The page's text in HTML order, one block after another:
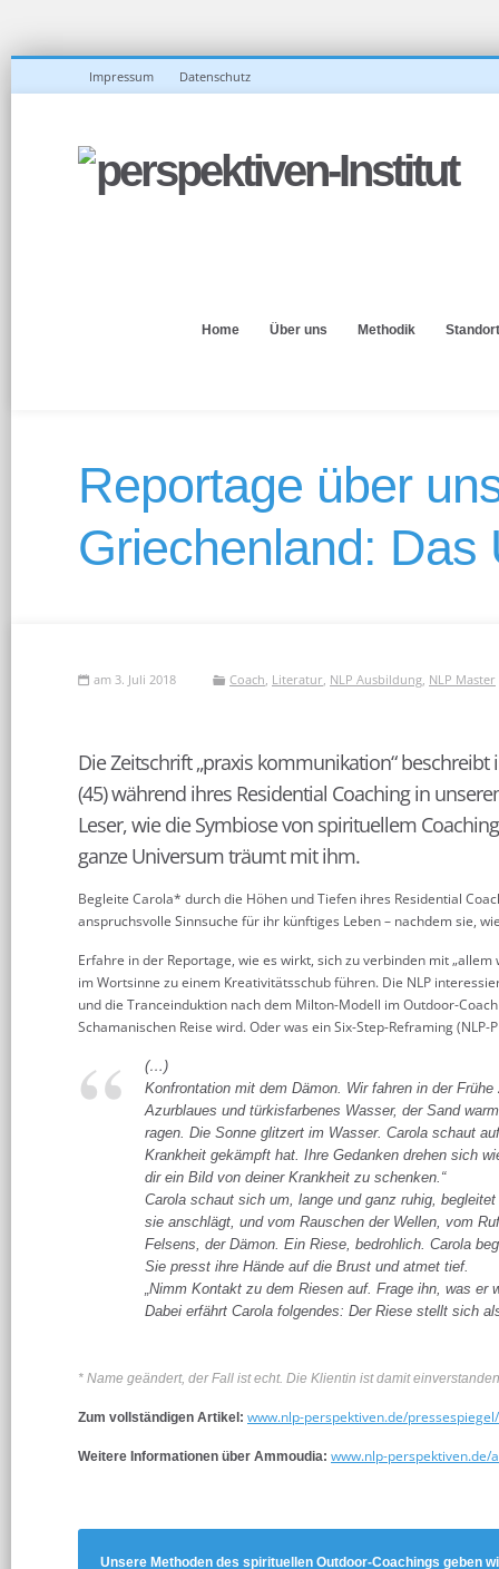
Impressum Datenschutz
Home Über uns Methodik
Reportage über
Griechenland:
am 3. Juli 2018 Coach, Literatur, NLP Ausbildung, NLP Master
Die Zeitschrift „praxis kommunikation“
(45) während ihres Residential Coaching in
Leser, wie die Symbiose von spirituellem
ganze Universum träumt mit ihm.
Begleite Carola* durch die Höhen und Tiefen ihres Residential
anspruchsvolle Sinnsuche für ihr künftiges Leben – nachdem sie,
Erfahre in der Reportage, wie es wirkt, sich zu verbinden mit
im Wortsinne zu einem Kreativitätsschub führen. Die NLP
und die Tranceinduktion nach dem Milton-Modell im Outdoor-
Schamanischen Reise wird. Oder was ein Six-Step-Reframing
(…)
Konfrontation mit dem Dämon. Wir fahren in der
Azurblaues und türkisfarbenes Wasser, der Sand
ragen. Die Sonne glitzert im Wasser. Carola schaut
Krankheit gekämpft hat. Ihre Gedanken drehen sich
dir ein Bild von deiner Krankheit zu schenken.“
Carola schaut sich um, lange und ganz ruhig,
sie anschlägt, und vom Rauschen der Wellen, vom
Felsens, der Dämon. Ein Riese, bedrohlich. Carola
Sie presst ihre Hände auf die Brust und atmet tief.
„Nimm Kontakt zu dem Riesen auf. Frage ihn, was er
Dabei erfährt Carola folgendes: Der Riese stellt sich
* Name geändert, der Fall ist echt. Die Klientin ist damit
Zum vollständigen Artikel: www.nlp-perspektiven.de/pressespiegel/
Weitere Informationen über Ammoudia: www.nlp-perspektiven.de/
Unsere Methoden des spirituellen Outdoor-Coachings geben